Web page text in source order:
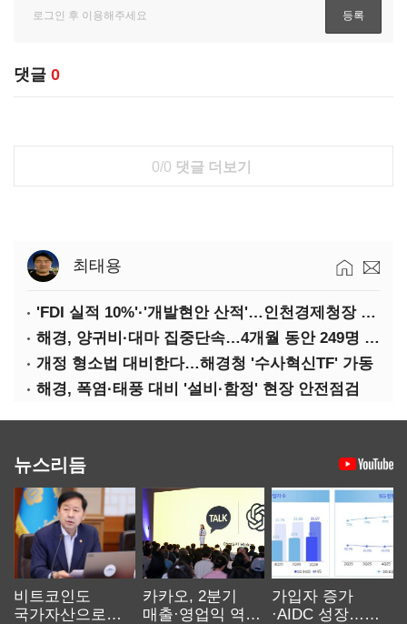
댓글 0
0/0 댓글 더보기
최태용
'FDI 실적 10%'·'개발현안 산적'…인천경제청장 구원투수 찾기
해경, 양귀비·대마 집중단속…4개월 동안 249명 검거
개정 형소법 대비한다…해경청 '수사혁신TF' 가동
해경, 폭염·태풍 대비 '설비·함정' 현장 안전점검
뉴스리듬
비트코인도
국가자산으로…'
카카오, 2분기
매출·영업익 역대
가입자 증가
·AIDC 성장…